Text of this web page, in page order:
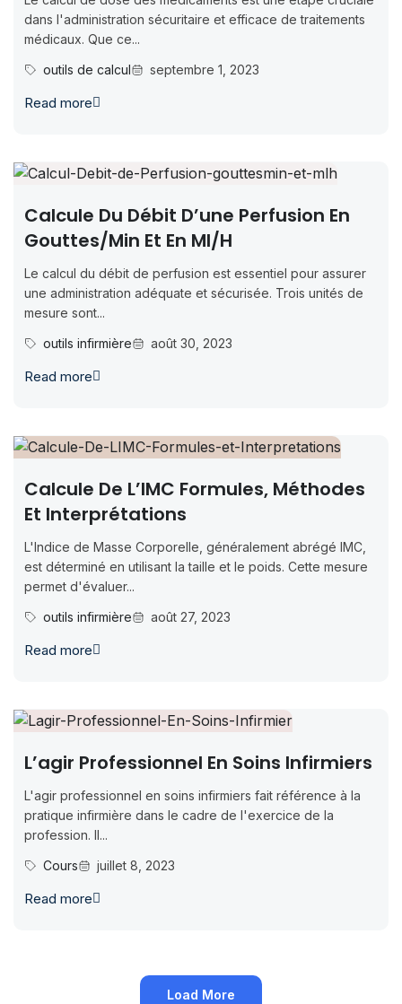
dans l'administration sécuritaire et efficace de traitements
médicaux. Que ce...
outils de calcul
septembre 1, 2023
Read more
Calcule Du Débit D’une Perfusion En
Gouttes/min Et En Ml/h
Le calcul du débit de perfusion est essentiel pour assurer
une administration adéquate et sécurisée. Trois unités de
mesure sont...
outils infirmière
août 30, 2023
Read more
Calcule De L’IMC Formules, Méthodes
Et Interprétations
L'Indice de Masse Corporelle, généralement abrégé IMC,
est déterminé en utilisant la taille et le poids. Cette mesure
permet d'évaluer...
outils infirmière
août 27, 2023
Read more
L’agir Professionnel En Soins Infirmiers
L'agir professionnel en soins infirmiers fait référence à la
pratique infirmière dans le cadre de l'exercice de la
profession. Il...
Cours
juillet 8, 2023
Read more
Load More